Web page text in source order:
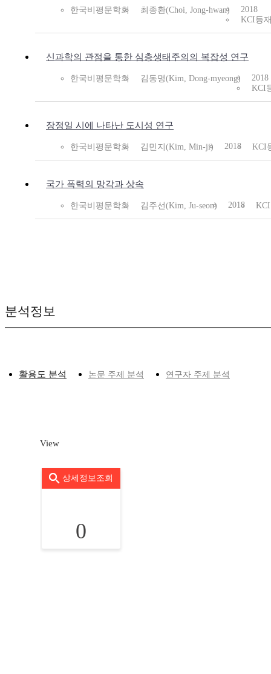
한국비평문학회 최종환(Choi, Jong-hwan)
2018
KCI등
신과학의 관점을 통한 심층생태주의의 복잡성 연구
한국비평문학회 김동명(Kim, Dong-myeong)
2018
KCI
장정일 시에 나타난 도시성 연구
한국비평문학회 김민지(Kim, Min-ji) 2018 KCI
국가 폭력의 망각과 상속
한국비평문학회 김주선(Kim, Ju-seon) 2018
분석정보
활용도 분석 논문 주제 분석 연구자 주제 분석
View
상세정보조회
0